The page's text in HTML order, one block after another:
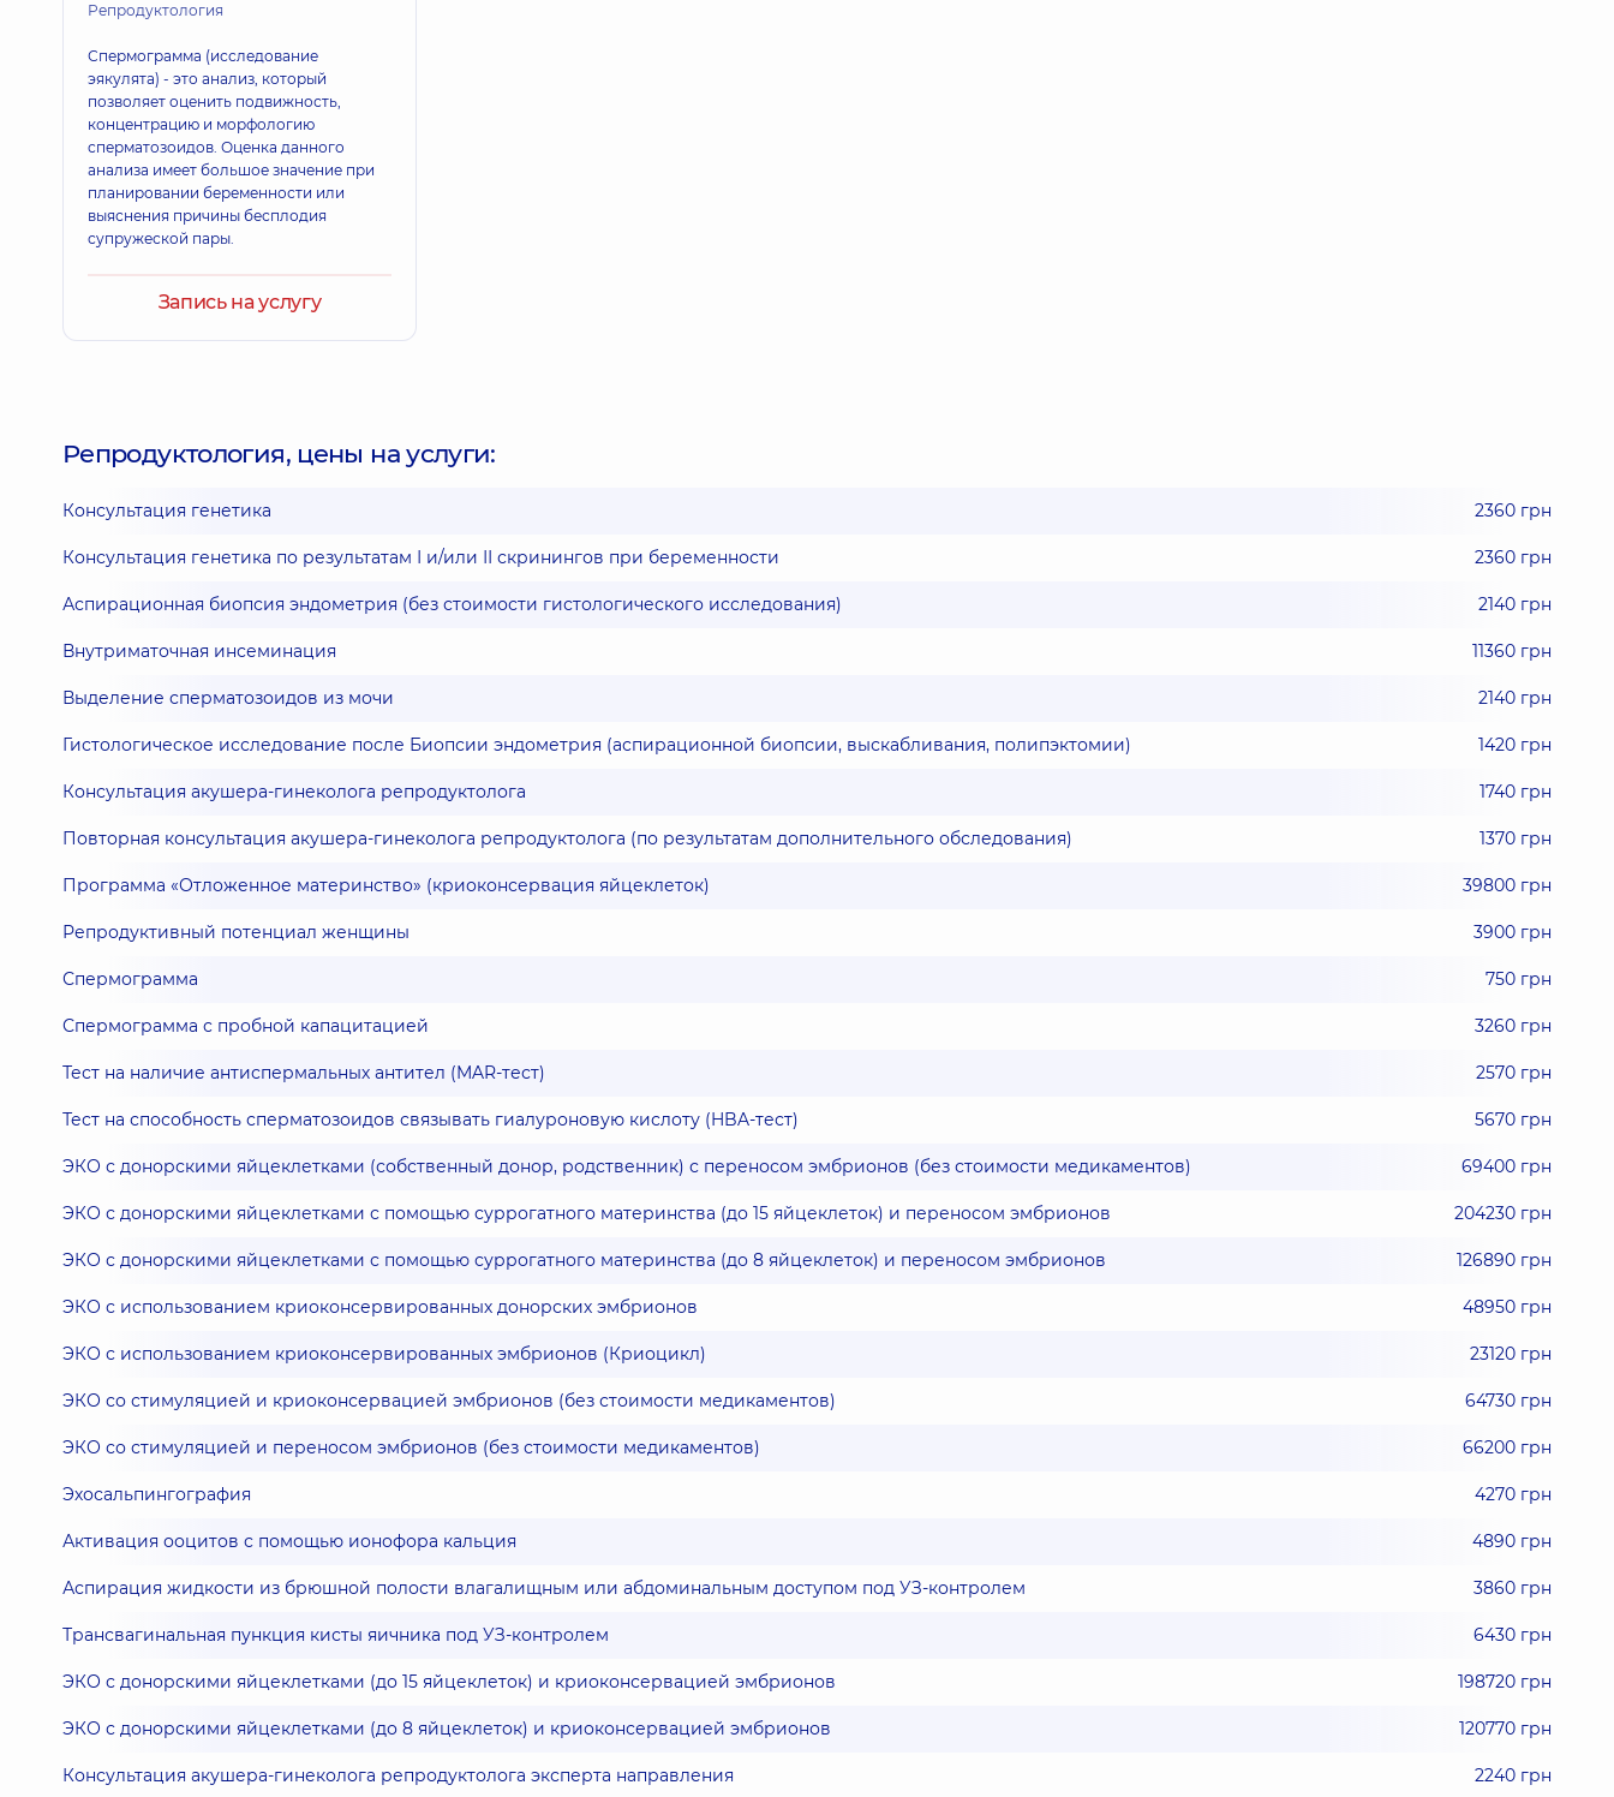
Репродуктология
Спермограмма (исследование
эякулята) - это анализ, который
позволяет оценить подвижность,
концентрацию и морфологию
сперматозоидов. Оценка данного
анализа имеет большое значение при
планировании беременности или
выяснения причины бесплодия
супружеской пары.
Запись на услугу
Репродуктология, цены на услуги:
Консультация генетика 2360 грн
Консультация генетика по результатам І и/или ІІ скринингов при беременности 2360 грн
Аспирационная биопсия эндометрия (без стоимости гистологического исследования) 2140 грн
Внутриматочная инсеминация 11360 грн
Выделение сперматозоидов из мочи 2140 грн
Гистологическое исследование после Биопсии эндометрия (аспирационной биопсии, выскабливания, полипэктомии) 1420 грн
Консультация акушера-гинеколога репродуктолога 1740 грн
Повторная консультация акушера-гинеколога репродуктолога (по результатам дополнительного обследования) 1370 грн
Программа «Отложенное материнство» (криоконсервация яйцеклеток) 39800 грн
Репродуктивный потенциал женщины 3900 грн
Спермограмма 750 грн
Спермограмма с пробной капацитацией 3260 грн
Тест на наличие антиспермальных антител (MAR-тест) 2570 грн
Тест на способность сперматозоидов связывать гиалуроновую кислоту (HBA-тест) 5670 грн
ЭКО с донорскими яйцеклетками (собственный донор, родственник) с переносом эмбрионов (без стоимости медикаментов) 69400 грн
ЭКО с донорскими яйцеклетками с помощью суррогатного материнства (до 15 яйцеклеток) и переносом эмбрионов 204230 грн
ЭКО с донорскими яйцеклетками с помощью суррогатного материнства (до 8 яйцеклеток) и переносом эмбрионов 126890 грн
ЭКО с использованием криоконсервированных донорских эмбрионов 48950 грн
ЭКО с использованием криоконсервированных эмбрионов (Криоцикл) 23120 грн
ЭКО со стимуляцией и криоконсервацией эмбрионов (без стоимости медикаментов) 64730 грн
ЭКО со стимуляцией и переносом эмбрионов (без стоимости медикаментов) 66200 грн
Эхосальпингография 4270 грн
Активация ооцитов с помощью ионофора кальция 4890 грн
Аспирация жидкости из брюшной полости влагалищным или абдоминальным доступом под УЗ-контролем 3860 грн
Трансвагинальная пункция кисты яичника под УЗ-контролем 6430 грн
ЭКО с донорскими яйцеклетками (до 15 яйцеклеток) и криоконсервацией эмбрионов 198720 грн
ЭКО с донорскими яйцеклетками (до 8 яйцеклеток) и криоконсервацией эмбрионов 120770 грн
Консультация акушера-гинеколога репродуктолога эксперта направления 2240 грн